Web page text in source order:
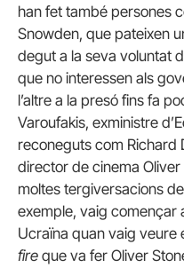
han fet també persones
Snowden, que pateixen
degut a la seva voluntat
que no interessen als
l’altre a la presó fins fa
Varoufakis, exministre
reconeguts com Richard
director de cinema
moltes tergiversacions
exemple, vaig començar
Ucraïna quan vaig veure
fire que va fer Oliver